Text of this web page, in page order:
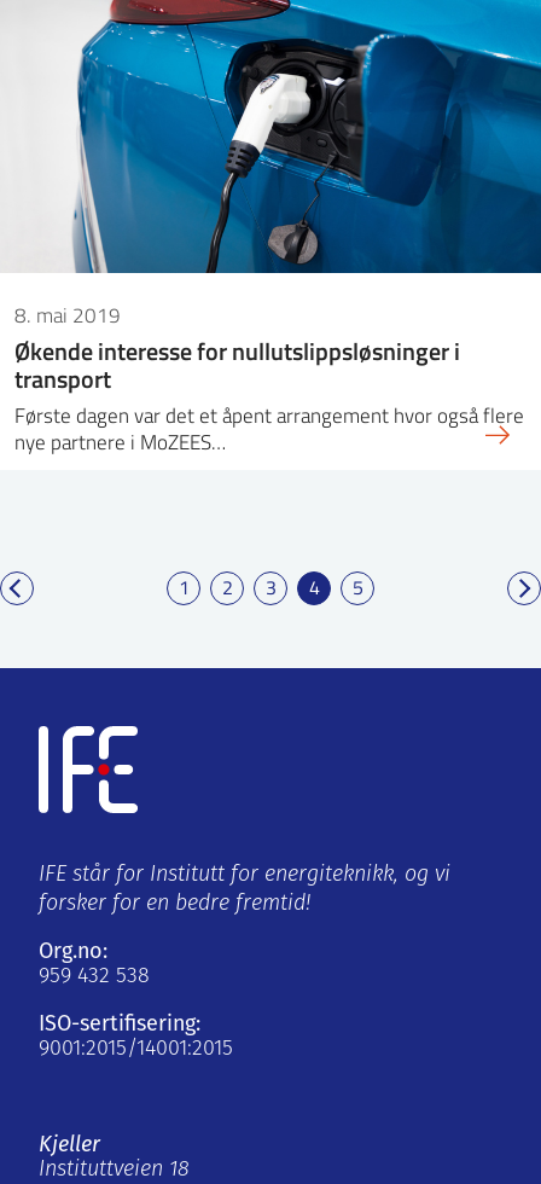
8. mai 2019
Økende interesse for nullutslippsløsninger i
transport
Første dagen var det et åpent arrangement hvor også flere
nye partnere i MoZEES…
1 2 3 4 5
IFE står for Institutt for energiteknikk, og vi
forsker for en bedre fremtid!
Org.no:
959 432 538
ISO-sertifisering:
9001:2015/14001:2015
Kjeller
Instituttveien 18